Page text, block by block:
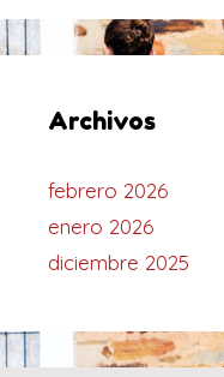
Archivos
febrero 2026
enero 2026
diciembre 2025